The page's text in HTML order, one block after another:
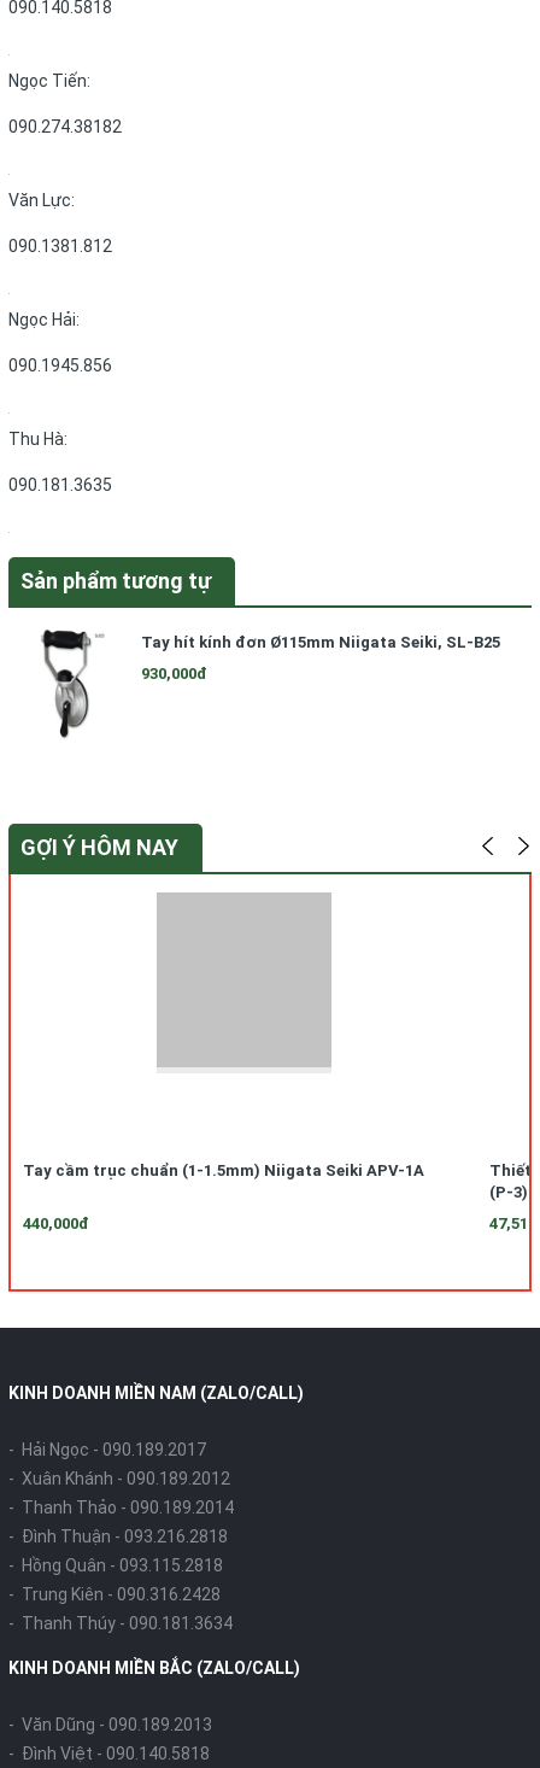
090.140.5818
Ngọc Tiến:
090.274.38182
Văn Lực:
090.1381.812
Ngọc Hải:
090.1945.856
Thu Hà:
090.181.3635
Sản phẩm tương tự
Tay hít kính đơn Ø115mm Niigata Seiki, SL-B25
930,000đ
GỢI Ý HÔM NAY
Tay cầm trục chuẩn (1-1.5mm) Niigata Seiki APV-1A
440,000đ
Thiết
(P-3)
KINH DOANH MIỀN NAM (ZALO/CALL)
- Hải Ngọc - 090.189.2017
- Xuân Khánh - 090.189.2012
- Thanh Thảo - 090.189.2014
- Đình Thuận - 093.216.2818
- Hồng Quân - 093.115.2818
- Trung Kiên - 090.316.2428
- Thanh Thúy - 090.181.3634
KINH DOANH MIỀN BẮC (ZALO/CALL)
- Văn Dũng - 090.189.2013
- Đình Việt - 090.140.5818